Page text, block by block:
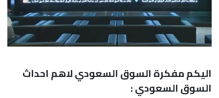
اليكم مفكرة السوق السعودي لاهم احداث
السوق السعودي :